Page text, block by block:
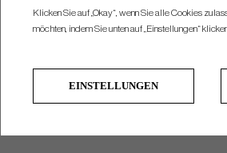
Klicken Sie auf „Okay“, wenn Sie alle Cookies
möchten, indem Sie unten auf „Einstellungen“
EINSTELLUNGEN